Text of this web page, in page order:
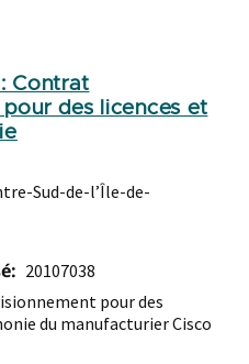
Contrat
des licences et
Sud-de-l’Île-de-
20107038
pour des
du manufacturier Cisco